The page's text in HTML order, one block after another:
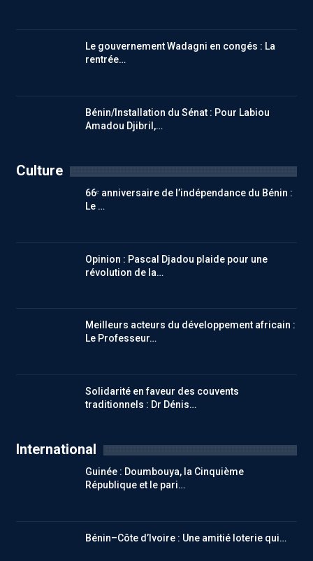
Le gouvernement Wadagni en congés : La
rentrée…
Bénin/Installation du Sénat : Pour Labiou
Amadou Djibril,…
Culture
66ᵉ anniversaire de l’indépendance du Bénin :
Le …
Opinion : Pascal Djadou plaide pour une
révolution de la…
Meilleurs acteurs du développement africain :
Le Professeur…
Solidarité en faveur des couvents
traditionnels : Dr Dénis…
International
Guinée : Doumbouya, la Cinquième
République et le pari…
Bénin–Côte d’Ivoire : Une amitié loterie qui…